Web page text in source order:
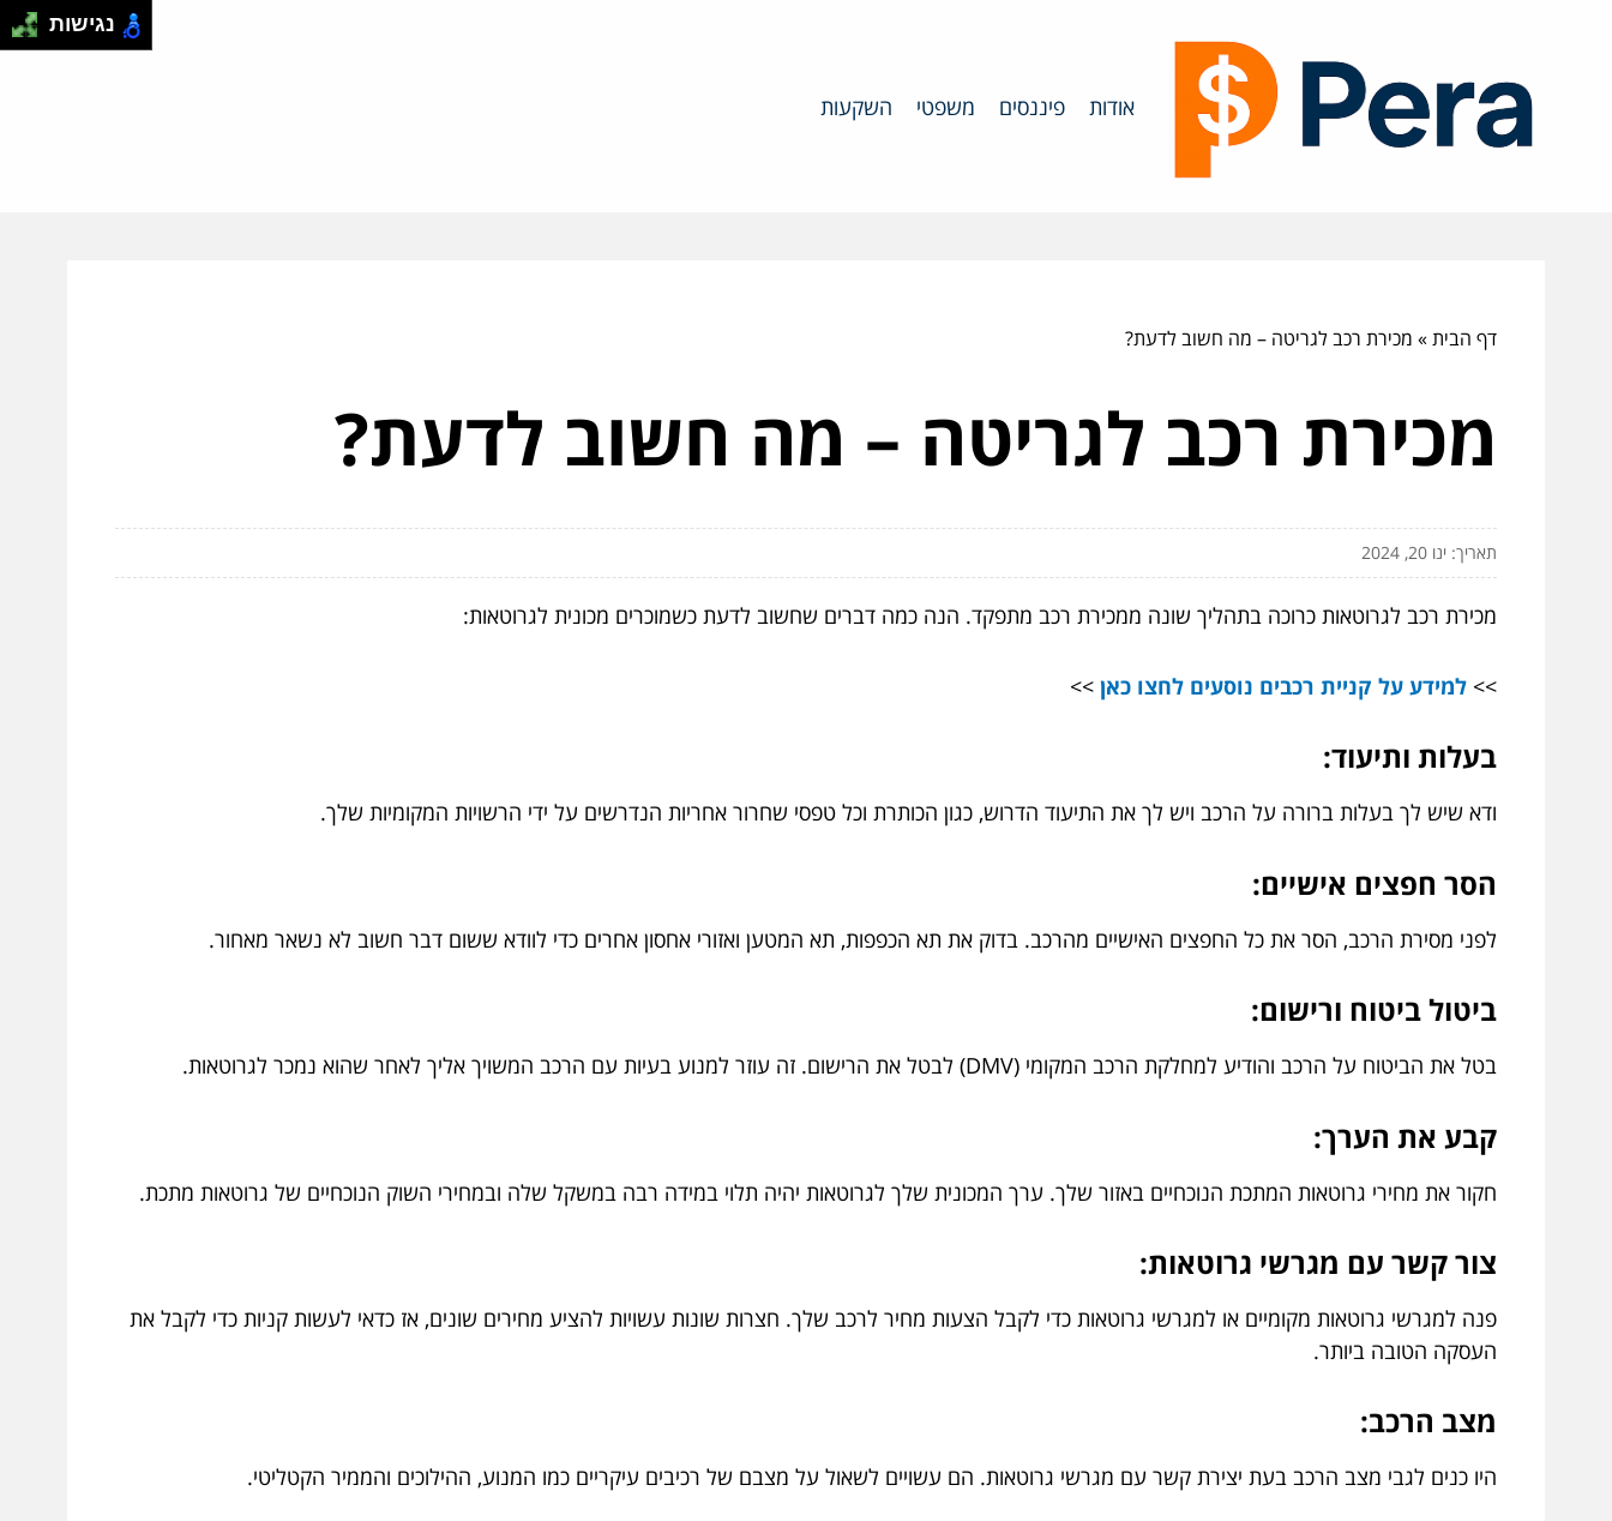
אודות פיננסים משפטי השקעות
דף הבית» מכירת רכב לגריטה – מה חשוב לדעת?
מכירת רכב לגריטה – מה חשוב לדעת?
תאריך: ינו 20, 2024
מכירת רכב לגרוטאות כרוכה בתהליך שונה ממכירת רכב מתפקד. הנה כמה דברים שחשוב לדעת כשמוכרים מכונית לגרוטאות:
>> למידע על קניית רכבים נוסעים לחצו כאן >>
בעלות ותיעוד:
ודא שיש לך בעלות ברורה על הרכב ויש לך את התיעוד הדרוש, כגון הכותרת וכל טפסי שחרור אחריות הנדרשים על ידי הרשויות המקומיות שלך.
הסר חפצים אישיים:
לפני מסירת הרכב, הסר את כל החפצים האישיים מהרכב. בדוק את תא הכפפות, תא המטען ואזורי אחסון אחרים כדי לוודא ששום דבר חשוב לא נשאר מאחור.
ביטול ביטוח ורישום:
בטל את הביטוח על הרכב והודיע למחלקת הרכב המקומי (DMV) לבטל את הרישום. זה עוזר למנוע בעיות עם הרכב המשויך אליך לאחר שהוא נמכר לגרוטאות.
קבע את הערך:
חקור את מחירי גרוטאות המתכת הנוכחיים באזור שלך. ערך המכונית שלך לגרוטאות יהיה תלוי במידה רבה במשקל שלה ובמחירי השוק הנוכחיים של גרוטאות מתכת.
צור קשר עם מגרשי גרוטאות:
פנה למגרשי גרוטאות מקומיים או למגרשי גרוטאות כדי לקבל הצעות מחיר לרכב שלך. חצרות שונות עשויות להציע מחירים שונים, אז כדאי לעשות קניות כדי לקבל את
העסקה הטובה ביותר.
מצב הרכב:
היו כנים לגבי מצב הרכב בעת יצירת קשר עם מגרשי גרוטאות. הם עשויים לשאול על מצבם של רכיבים עיקריים כמו המנוע, ההילוכים והממיר הקטליטי.
נגישות